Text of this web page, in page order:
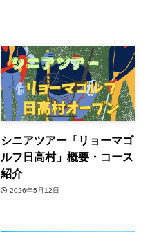
シニアツアー「リョーマゴ
ルフ日高村」概要・コース
紹介
2026年5月12日